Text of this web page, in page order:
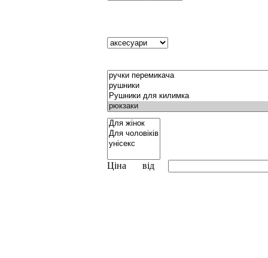
Ціна від